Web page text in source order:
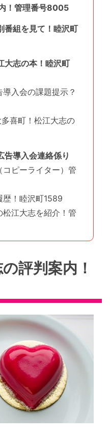
！管理番号8005
番組を見て！睦沢町
大志の本！睦沢町
入会の課題提示？
喜町！松江大志の
告導入会連絡係り
ピーライター）管
歴！睦沢町1589
江大志を紹介！管
評判案内！